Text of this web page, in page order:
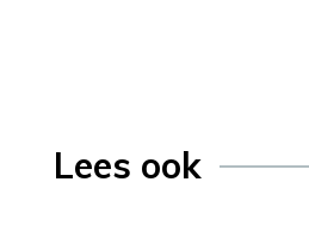
Lees ook